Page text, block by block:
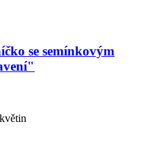
se semínkovým